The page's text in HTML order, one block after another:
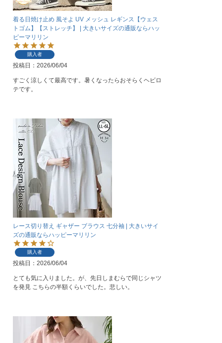
着る日焼け止め 風そよ UV メッシュ レギンス【ウェス
トゴム】【ストレッチ】 | 大きいサイズの通販ならハッ
ピーマリリン
購入者
投稿日 2026/06/04
すごく涼しくて最高です。暑くなったらおそらくヘビロ
テです。
レース切り替え ギャザー ブラウス 七分袖 | 大きいサイ
ズの通販ならハッピーマリリン
購入者
投稿日 2026/06/04
とても気に入りました。が、先日しまむらで同じシャツ
を発見 こちらの半額くらいでした。悲しい。